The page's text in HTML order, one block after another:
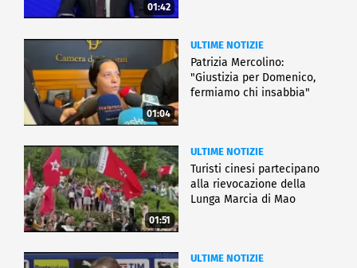
01:42
01:04
ULTIME NOTIZIE
Patrizia Mercolino:
"Giustizia per Domenico,
fermiamo chi insabbia"
01:51
ULTIME NOTIZIE
Turisti cinesi partecipano
alla rievocazione della
Lunga Marcia di Mao
ULTIME NOTIZIE